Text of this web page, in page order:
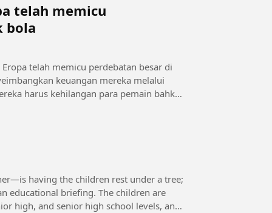
telah memicu
bola
telah memicu perdebatan besar di
keuangan mereka melalui
harus kehilangan para pemain bahkan
having the children rest under a tree;
educational briefing. The children are
high, and senior high school levels, and